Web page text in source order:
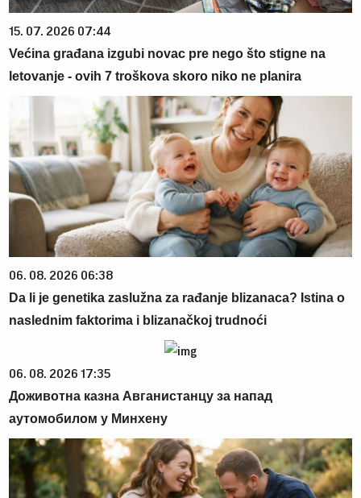
15. 07. 2026 07:44
Većina građana izgubi novac pre nego što stigne na
letovanje - ovih 7 troškova skoro niko ne planira
06. 08. 2026 06:38
Da li je genetika zaslužna za rađanje blizanaca? Istina o
naslednim faktorima i blizanačkoj trudnoći
06. 08. 2026 17:35
Доживотна казна Авганистанцу за напад
аутомобилом у Минхену